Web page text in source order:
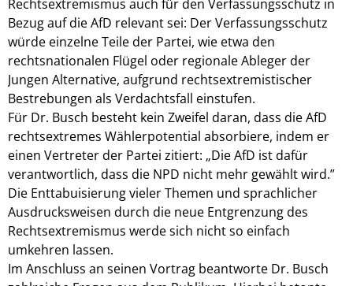
Rechtsextremismus auch für den Verfassungsschutz in
Bezug auf die AfD relevant sei: Der Verfassungsschutz
würde einzelne Teile der Partei, wie etwa den
rechtsnationalen Flügel oder regionale Ableger der
Jungen Alternative, aufgrund rechtsextremistischer
Bestrebungen als Verdachtsfall einstufen.
Für Dr. Busch besteht kein Zweifel daran, dass die AfD
rechtsextremes Wählerpotential absorbiere, indem er
einen Vertreter der Partei zitiert: „Die AfD ist dafür
verantwortlich, dass die NPD nicht mehr gewählt wird.”
Die Enttabuisierung vieler Themen und sprachlicher
Ausdrucksweisen durch die neue Entgrenzung des
Rechtsextremismus werde sich nicht so einfach
umkehren lassen.
Im Anschluss an seinen Vortrag beantworte Dr. Busch